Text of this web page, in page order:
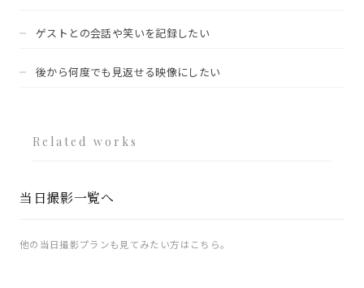
ゲストとの会話や笑いを記録したい
後から何度でも見返せる映像にしたい
Related works
当日撮影一覧へ
他の当日撮影プランも見てみたい方はこちら。